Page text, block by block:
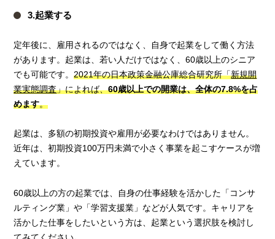
3.起業する
定年後に、雇用されるのではなく、自身で起業をして働く方法
があります。起業は、若い人だけではなく、60歳以上のシニア
でも可能です。2021年の日本政策金融公庫総合研究所「新規開
業実態調査」によれば、60歳以上での開業は、全体の7.8%を占
めます。
起業は、多額の初期投資や雇用が必要なわけではありません。
近年は、初期投資100万円未満で小さく事業を起こすケースが増
えています。
60歳以上の方の起業では、自身の仕事経験を活かした「コンサ
ルティング業」や「学習支援業」などが人気です。キャリアを
活かした仕事をしたいという方は、起業という選択肢を検討し
てみてください。